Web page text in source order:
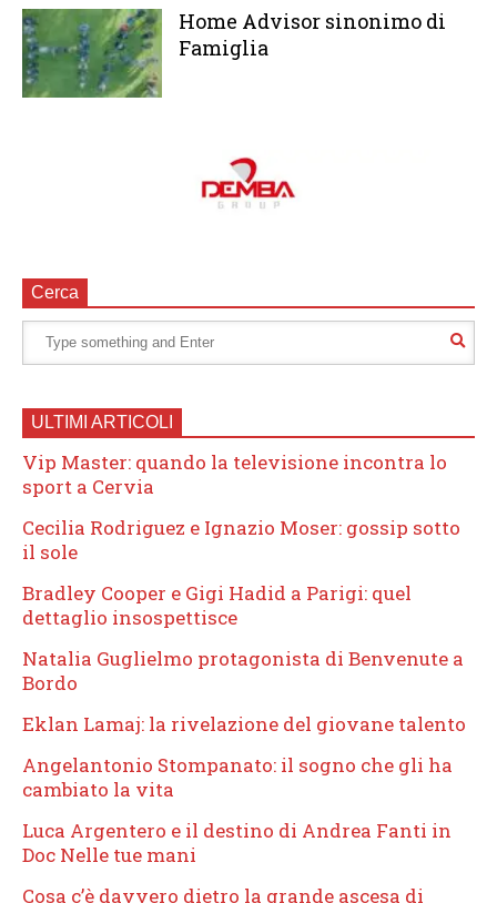
Home Advisor sinonimo di
Famiglia
Cerca
ULTIMI ARTICOLI
Vip Master: quando la televisione incontra lo
sport a Cervia
Cecilia Rodriguez e Ignazio Moser: gossip sotto
il sole
Bradley Cooper e Gigi Hadid a Parigi: quel
dettaglio insospettisce
Natalia Guglielmo protagonista di Benvenute a
Bordo
Eklan Lamaj: la rivelazione del giovane talento
Angelantonio Stompanato: il sogno che gli ha
cambiato la vita
Luca Argentero e il destino di Andrea Fanti in
Doc Nelle tue mani
Cosa c’è davvero dietro la grande ascesa di